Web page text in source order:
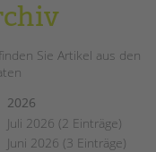
Sie Artikel aus den
2026
Juli 2026 (2 Einträge)
Juni 2026 (3 Einträge)